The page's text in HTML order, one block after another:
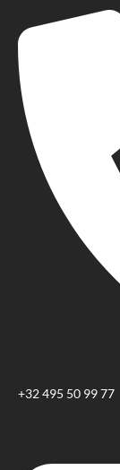
+32 495 50 99 77